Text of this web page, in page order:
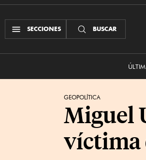
SECCIONES BUSCAR
GEOPOLÍTICA
Miguel
víctima